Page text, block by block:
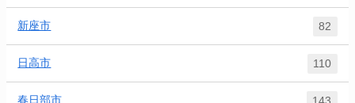
新座市 82
日高市 110
春日部市 143